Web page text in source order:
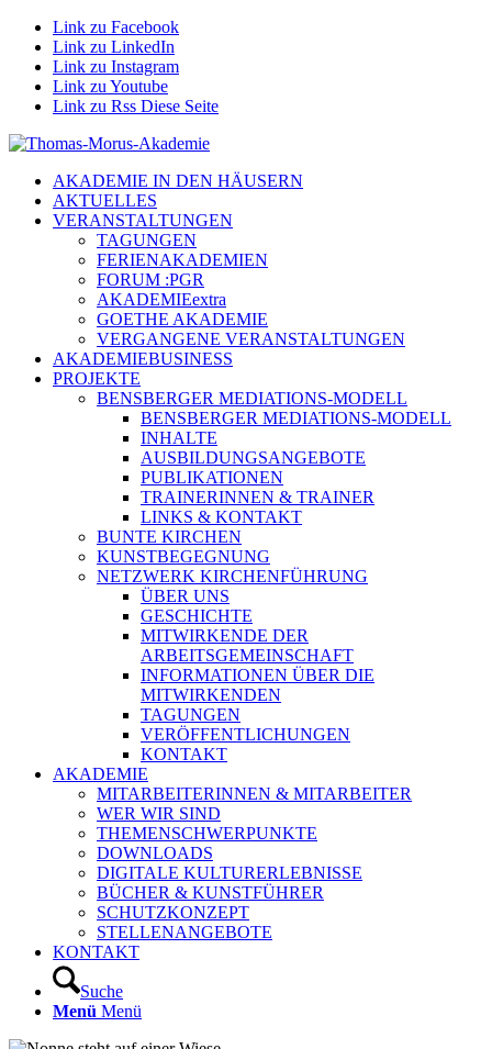
Link zu Facebook
Link zu LinkedIn
Link zu Instagram
Link zu Youtube
Link zu Rss Diese Seite
AKADEMIE IN DEN HÄUSERN
AKTUELLES
VERANSTALTUNGEN
TAGUNGEN
FERIENAKADEMIEN
FORUM :PGR
AKADEMIEextra
GOETHE AKADEMIE
VERGANGENE VERANSTALTUNGEN
AKADEMIEBUSINESS
PROJEKTE
BENSBERGER MEDIATIONS-MODELL
BENSBERGER MEDIATIONS-MODELL
INHALTE
AUSBILDUNGSANGEBOTE
PUBLIKATIONEN
TRAINERINNEN & TRAINER
LINKS & KONTAKT
BUNTE KIRCHEN
KUNSTBEGEGNUNG
NETZWERK KIRCHENFÜHRUNG
ÜBER UNS
GESCHICHTE
MITWIRKENDE DER
ARBEITSGEMEINSCHAFT
INFORMATIONEN ÜBER DIE
MITWIRKENDEN
TAGUNGEN
VERÖFFENTLICHUNGEN
KONTAKT
AKADEMIE
MITARBEITERINNEN & MITARBEITER
WER WIR SIND
THEMENSCHWERPUNKTE
DOWNLOADS
DIGITALE KULTURERLEBNISSE
BÜCHER & KUNSTFÜHRER
SCHUTZKONZEPT
STELLENANGEBOTE
KONTAKT
Suche
Menü Menü